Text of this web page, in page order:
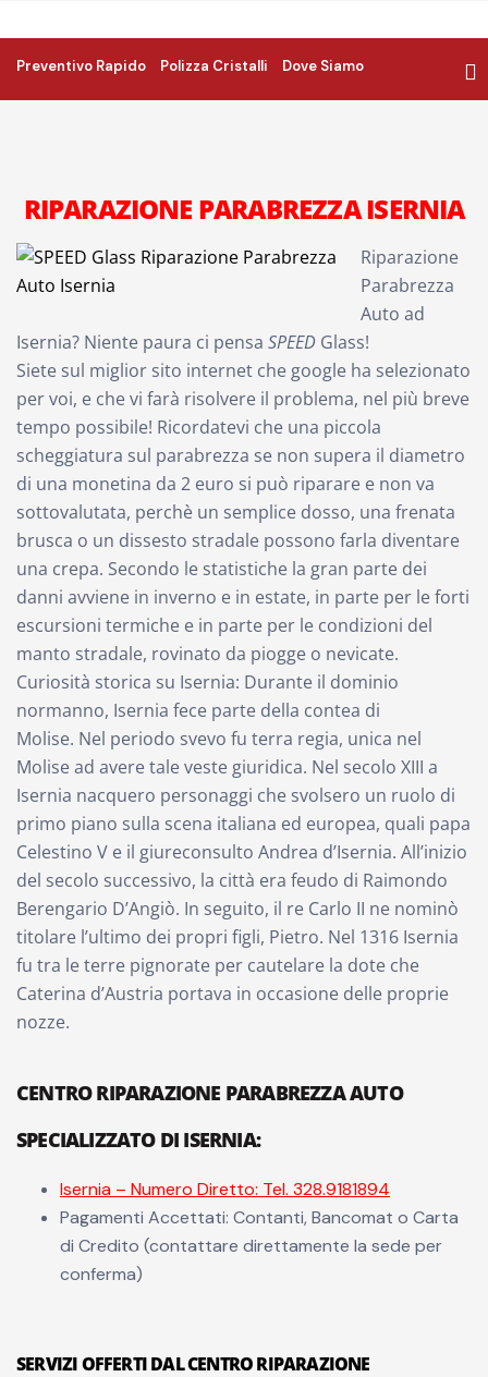
Preventivo Rapido Polizza Cristalli Dove Siamo
RIPARAZIONE PARABREZZA ISERNIA
Riparazione
Parabrezza
Auto ad
Isernia? Niente paura ci pensa SPEED Glass!
Siete sul miglior sito internet che google ha selezionato
per voi, e che vi farà risolvere il problema, nel più breve
tempo possibile! Ricordatevi che una piccola
scheggiatura sul parabrezza se non supera il diametro
di una monetina da 2 euro si può riparare e non va
sottovalutata, perchè un semplice dosso, una frenata
brusca o un dissesto stradale possono farla diventare
una crepa. Secondo le statistiche la gran parte dei
danni avviene in inverno e in estate, in parte per le forti
escursioni termiche e in parte per le condizioni del
manto stradale, rovinato da piogge o nevicate.
Curiosità storica su Isernia: Durante il dominio
normanno, Isernia fece parte della contea di
Molise. Nel periodo svevo fu terra regia, unica nel
Molise ad avere tale veste giuridica. Nel secolo XIII a
Isernia nacquero personaggi che svolsero un ruolo di
primo piano sulla scena italiana ed europea, quali papa
Celestino V e il giureconsulto Andrea d’Isernia. All’inizio
del secolo successivo, la città era feudo di Raimondo
Berengario D’Angiò. In seguito, il re Carlo II ne nominò
titolare l’ultimo dei propri figli, Pietro. Nel 1316 Isernia
fu tra le terre pignorate per cautelare la dote che
Caterina d’Austria portava in occasione delle proprie
nozze.
CENTRO RIPARAZIONE PARABREZZA AUTO
SPECIALIZZATO DI ISERNIA:
Isernia – Numero Diretto: Tel. 328.9181894
Pagamenti Accettati: Contanti, Bancomat o Carta
di Credito (contattare direttamente la sede per
conferma)
SERVIZI OFFERTI DAL CENTRO RIPARAZIONE